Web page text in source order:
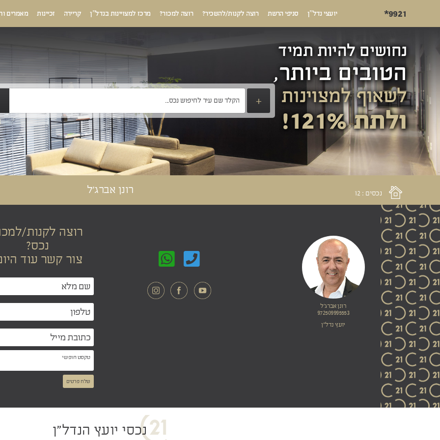
*9921 יועצי נדל”ן סניפי הרשת רוצה לקנות/להשכיר? רוצה למכור? מרכז למצויינות בנדל”ן קריירה זכיינות מאמרים
נחושים להיות תמיד
הטובים ביותר,
לשאוף למצוינות
ולתת 121%!
+
נכסים : 12 רונן אברג'ל
רונן אברג'ל
972509995553
יועץ נדל"ן
רוצה לקנות/
נכס?
צור קשר עוד
שלח פרטים
נכסי יועץ הנדל"ן